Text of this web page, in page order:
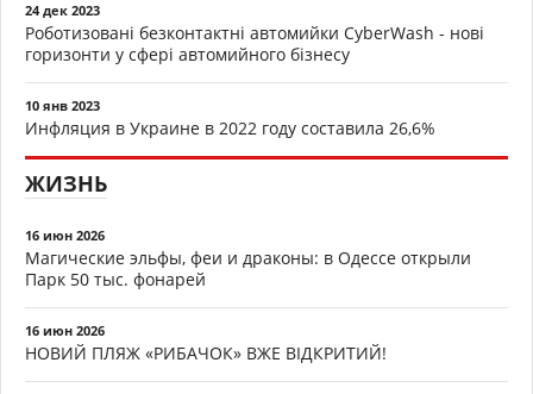
24 дек 2023
Роботизовані безконтактні автомийки CyberWash - нові
горизонти у сфері автомийного бізнесу
10 янв 2023
Инфляция в Украине в 2022 году составила 26,6%
ЖИЗНЬ
16 июн 2026
Магические эльфы, феи и драконы: в Одессе открыли
Парк 50 тыс. фонарей
16 июн 2026
НОВИЙ ПЛЯЖ «РИБАЧОК» ВЖЕ ВІДКРИТИЙ!